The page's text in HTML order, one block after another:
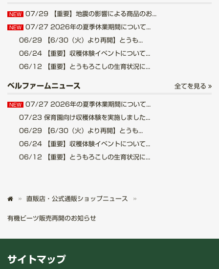
NEW 07/29 【重要】地震の影響による商品のお...
NEW 07/27 2026年の夏季休業期間について...
06/29 【6/30（火）より再開】とうも...
06/24 【重要】収穫体験イベントについて...
06/12 【重要】とうもろこしの生育状況に...
ベルファームニュース 全てを見る
NEW 07/27 2026年の夏季休業期間について...
07/23 保育園向け収穫体験を実施しました...
06/29 【6/30（火）より再開】とうも...
06/24 【重要】収穫体験イベントについて...
06/12 【重要】とうもろこしの生育状況に...
直販店・公式通販ショップニュース
有機ビーツ販売再開のお知らせ
サイトマップ